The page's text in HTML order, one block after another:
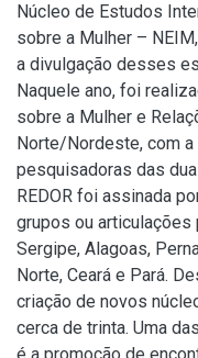
Núcleo de Estudos
sobre a Mulher –
a divulgação desses
Naquele ano, foi
sobre a Mulher e
Norte/Nordeste, com
pesquisadoras das
REDOR foi assinada
grupos ou articulações
Sergipe, Alagoas,
Norte, Ceará e Pará.
criação de novos
cerca de trinta. Uma